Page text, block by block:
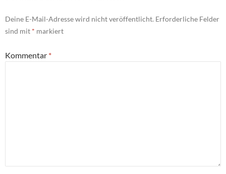
Deine E-Mail-Adresse wird nicht veröffentlicht. Erforderliche Felder
sind mit * markiert
Kommentar *